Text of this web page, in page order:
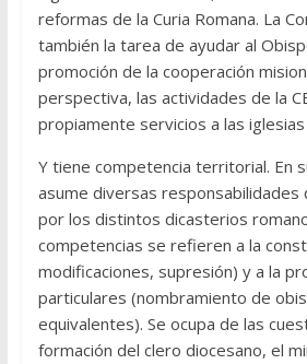
reformas de la Curia Romana. La
también la tarea de ayudar al
promoción de la cooperación
perspectiva, las actividades de la
propiamente servicios a las
Y tiene competencia territorial. En
asume diversas responsabilidades
por los distintos dicasterios
competencias se refieren a la
modificaciones, supresión) y a la
particulares (nombramiento de
equivalentes). Se ocupa de las
formación del clero diocesano, el